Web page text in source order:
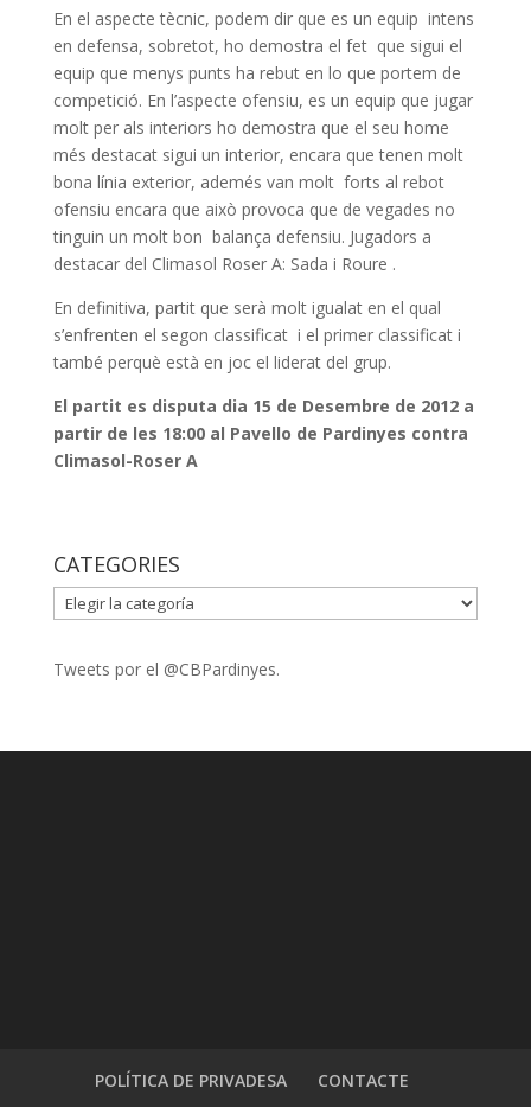
En el aspecte tècnic, podem dir que es un equip intens
en defensa, sobretot, ho demostra el fet que sigui el
equip que menys punts ha rebut en lo que portem de
competició. En l’aspecte ofensiu, es un equip que jugar
molt per als interiors ho demostra que el seu home
més destacat sigui un interior, encara que tenen molt
bona línia exterior, ademés van molt forts al rebot
ofensiu encara que això provoca que de vegades no
tinguin un molt bon balança defensiu. Jugadors a
destacar del Climasol Roser A: Sada i Roure .
En definitiva, partit que serà molt igualat en el qual
s’enfrenten el segon classificat i el primer classificat i
també perquè està en joc el liderat del grup.
El partit es disputa dia 15 de Desembre de 2012 a
partir de les 18:00 al Pavello de Pardinyes contra
Climasol-Roser A
CATEGORIES
CATEGORIES
Tweets por el @CBPardinyes.
POLÍTICA DE PRIVADESA CONTACTE